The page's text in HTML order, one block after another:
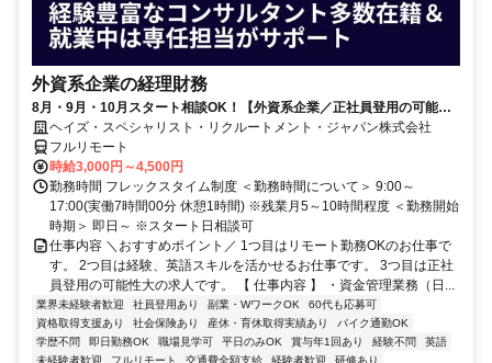
外資系企業の経理財務
8月・9月・10月スタート相談OK！【外資系企業／正社員登用の可能性
大／700万～800万／リモート勤務OK】経理財務
ヘイズ・スペシャリスト・リクルートメント・ジャパン株式会社
フルリモート
時給3,000円～4,500円
勤務時間 フレックスタイム制度 ＜勤務時間について＞ 9:00～
17:00(実働7時間00分 休憩1時間) ※残業月5～10時間程度 ＜勤務開始
時期＞ 即日～ ※スタート日相談可
仕事内容 ＼おすすめポイント／ 1つ目はリモート勤務OKのお仕事で
す。 2つ目は経験、英語スキルを活かせるお仕事です。 3つ目は正社
員登用の可能性大の求人です。 【 仕事内容 】 ・資金管理業務（日...
業界未経験者歓迎 社員登用あり 副業・WワークOK
60代も応募可
資格取得支援あり
社会保険あり 産休・育休取得実績あり
バイク通勤OK
学歴不問
即日勤務OK 職場見学可 平日のみOK 賞与年1回あり 経験不問
英語
未経験者歓迎
フルリモート 交通費全額支給 経験者歓迎 研修あり